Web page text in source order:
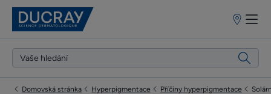
Prodejní
Domovská stránka Hyperpigmentace Příčiny hyperpigmentace